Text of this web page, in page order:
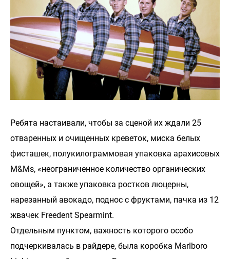
Ребята настаивали, чтобы за сценой их ждали 25
отваренных и очищенных креветок, миска белых
фисташек, полукилограммовая упаковка арахисовых
M&Ms, «неограниченное количество органических
овощей», а также упаковка ростков люцерны,
нарезанный авокадо, поднос с фруктами, пачка из 12
жвачек Freedent Spearmint.
Отдельным пунктом, важность которого особо
подчеркивалась в райдере, была коробка Marlboro